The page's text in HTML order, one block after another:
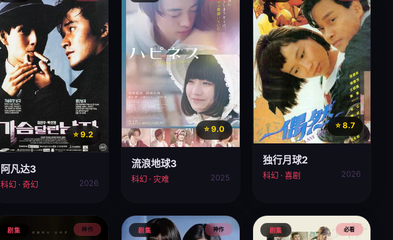
⭐ 9.2
阿凡达3
科幻 · 奇幻 2026
⭐ 9.0
流浪地球3
科幻 · 灾难 2025
⭐ 8.7
独行月球2
科幻 · 喜剧 2026
剧集 神作 剧集 神作 剧集 必看